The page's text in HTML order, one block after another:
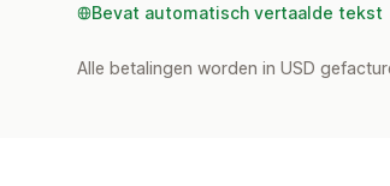
Bevat automatisch vertaalde tekst
Alle betalingen worden in USD